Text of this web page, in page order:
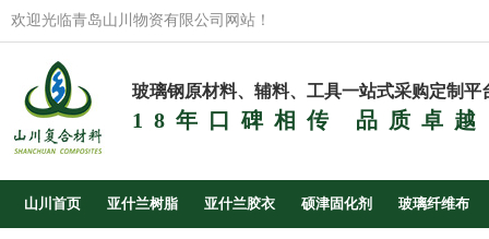
欢迎光临青岛山川物资有限公司网站！
玻璃钢原材料、辅料、工具一站式采购定制平
18年口碑相传 品质卓越
山川首页 亚什兰树脂 亚什兰胶衣 硕津固化剂 玻璃纤维布